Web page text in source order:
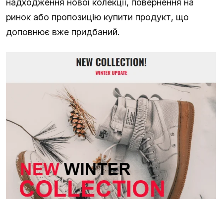
ринок або пропозицію купити продукт, що
доповнює вже придбаний.